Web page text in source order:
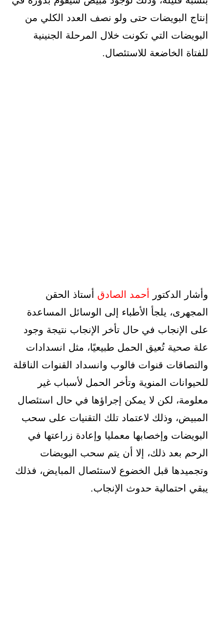
إنتاج البويضات حتى ولو نصف العدد الكلي من
البويضات التي تكونت خلال المرحلة الجنينية
للفتاة الخاضعة للاستئصال.
وأشار الدكتور أحمد الصادق أستاذ الحقن
المجهرى، يلجأ الأطباء إلى الوسائل المساعدة
على الإنجاب في حال تأخر الإنجاب نتيجة وجود
علة صحية تُعيق الحمل طبيعيًا، مثل انسدادات
والتصاقات قنوات فالوب وانسداد القنوات الناقلة
للحيوانات المنوية وتأخر الحمل لأسباب غير
معلومة، لكن لا يمكن إجراؤها في حال استئصال
المبيض، وذلك لاعتماد تلك التقنيات على سحب
البويضات وإخصابها معمليا وإعادة زراعتها في
الرحم بعد ذلك، إلا أن يتم سحب البويضات
وتجميدها قبل الخضوع لاستئصال المبايض، فذلك
يبقي احتمالية حدوث الإنجاب.